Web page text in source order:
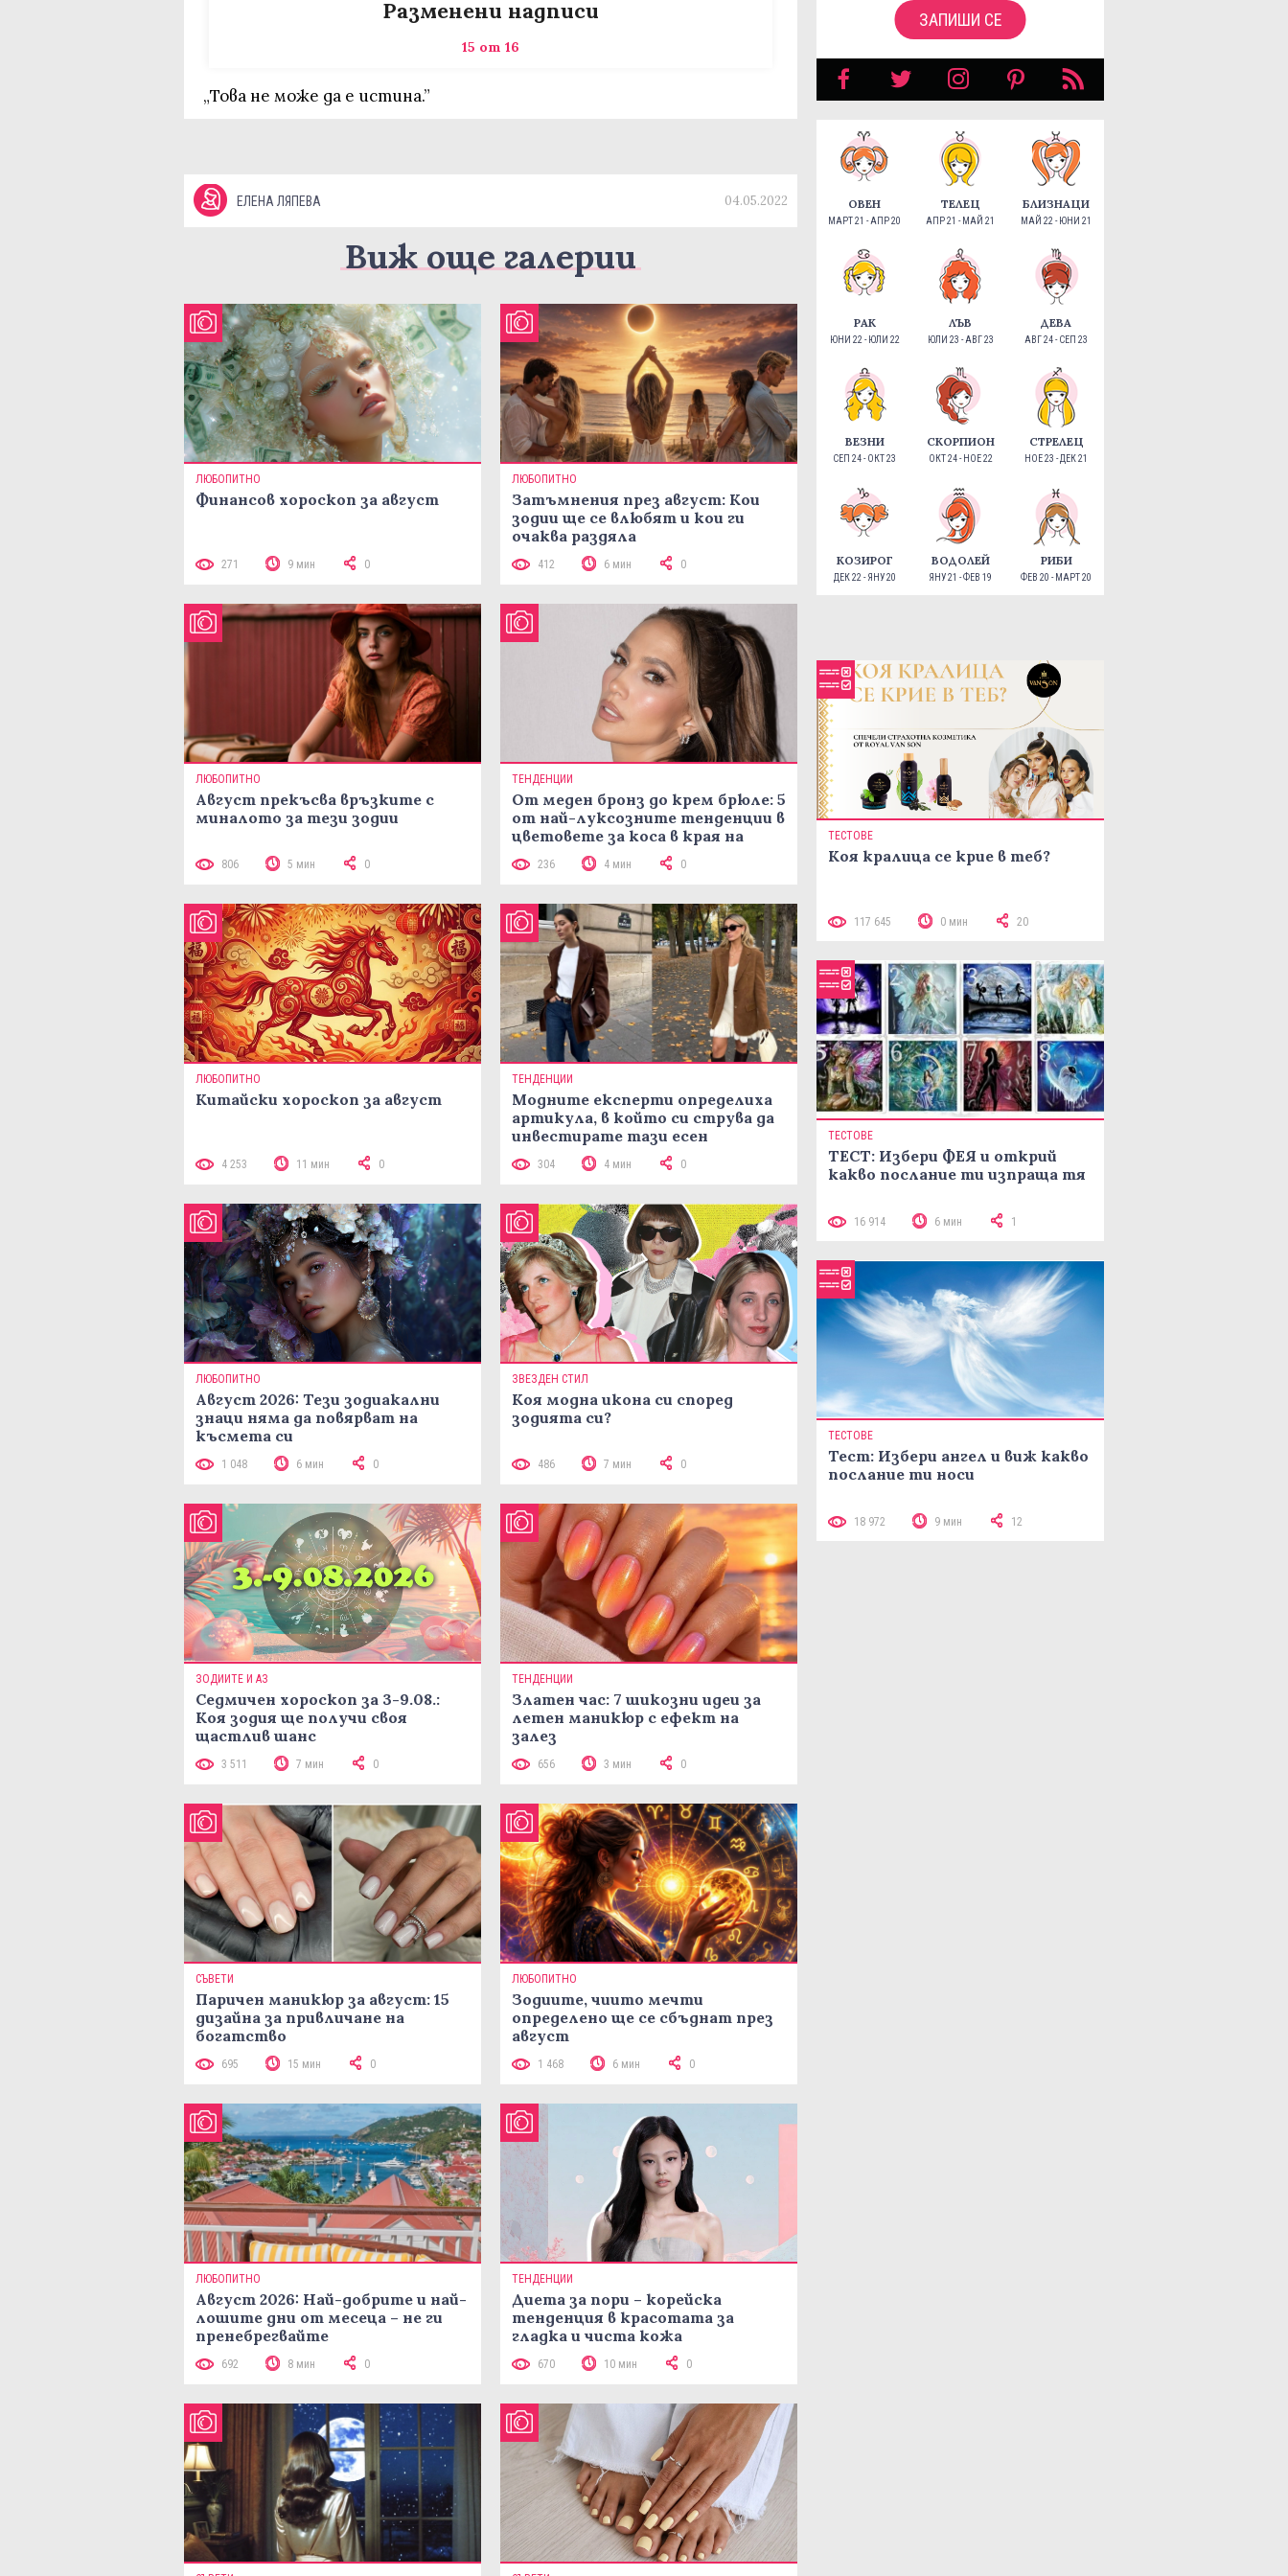
Разменени надписи
15 от 16
„Това не може да е истина.”
ЕЛЕНА ЛЯПЕВА 04.05.2022
Виж още галерии
ЛЮБОПИТНО
Финансов хороскоп за август
271 9 мин 0
ЛЮБОПИТНО
Затъмнения през август: Кои
зодии ще се влюбят и кои ги
очаква раздяла
412 6 мин 0
ЛЮБОПИТНО
Август прекъсва връзките с
миналото за тези зодии
806 5 мин 0
ТЕНДЕНЦИИ
От меден бронз до крем брюле: 5
от най-луксозните тенденции в
цветовете за коса в края на
236 4 мин 0
ЛЮБОПИТНО
Китайски хороскоп за август
4 253 11 мин 0
ТЕНДЕНЦИИ
Модните експерти определиха
артикула, в който си струва да
инвестирате тази есен
304 4 мин 0
ЛЮБОПИТНО
Август 2026: Тези зодиакални
знаци няма да повярват на
късмета си
1 048 6 мин 0
ЗВЕЗДЕН СТИЛ
Коя модна икона си според
зодията си?
486 7 мин 0
ЗОДИИТЕ И АЗ
Седмичен хороскоп за 3-9.08.:
Коя зодия ще получи своя
щастлив шанс
3 511 7 мин 0
ТЕНДЕНЦИИ
Златен час: 7 шикозни идеи за
летен маникюр с ефект на
залез
656 3 мин 0
СЪВЕТИ
Паричен маникюр за август: 15
дизайна за привличане на
богатство
695 15 мин 0
ЛЮБОПИТНО
Зодиите, чиито мечти
определено ще се сбъднат през
август
1 468 6 мин 0
ЛЮБОПИТНО
Август 2026: Най-добрите и най-
лошите дни от месеца – не ги
пренебрегвайте
692 8 мин 0
ТЕНДЕНЦИИ
Диета за пори – корейска
тенденция в красотата за
гладка и чиста кожа
670 10 мин 0
ЗАПИШИ СЕ
ОВЕН
МАРТ 21 - АПР 20
ТЕЛЕЦ
АПР 21 - МАЙ 21
БЛИЗНАЦИ
МАЙ 22 - ЮНИ 21
РАК
ЮНИ 22 - ЮЛИ 22
ЛЪВ
ЮЛИ 23 - АВГ 23
ДЕВА
АВГ 24 - СЕП 23
ВЕЗНИ
СЕП 24 - ОКТ 23
СКОРПИОН
ОКТ 24 - НОЕ 22
СТРЕЛЕЦ
НОЕ 23 - ДЕК 21
КОЗИРОГ
ДЕК 22 - ЯНУ 20
ВОДОЛЕЙ
ЯНУ 21 - ФЕВ 19
РИБИ
ФЕВ 20 - МАРТ 20
ТЕСТОВЕ
Коя кралица се крие в теб?
117 645 0 мин 20
ТЕСТОВЕ
ТЕСТ: Избери ФЕЯ и открий
какво послание ти изпраща тя
16 914 6 мин 1
ТЕСТОВЕ
Тест: Избери ангел и виж какво
послание ти носи
18 972 9 мин 12